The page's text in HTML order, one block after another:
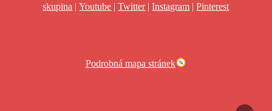
skupina |Youtube |Twitter|Instagram |Pinterest
Podrobná mapa stránek